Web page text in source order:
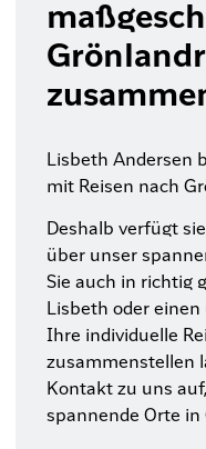
Lisbeth Andersen
mit Reisen nach
Deshalb verfügt
über unser
Sie auch in richtig
Lisbeth oder
Ihre individuelle
zusammenstellen
Kontakt zu uns
spannende Orte in